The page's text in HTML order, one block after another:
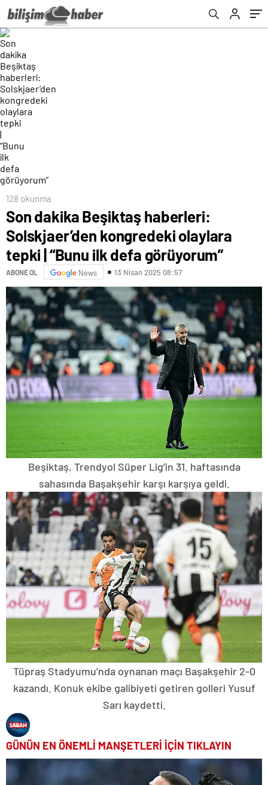
görüyorum”
128 okunma
Son dakika Beşiktaş haberleri:
Solskjaer’den kongredeki olaylara
tepki | “Bunu ilk defa görüyorum”
ABONE OL News 13 Nisan 2025 08:57
Beşiktaş, Trendyol Süper Lig’in 31. haftasında
sahasında Başakşehir karşı karşıya geldi.
Tüpraş Stadyumu’nda oynanan maçı Başakşehir 2-0
kazandı. Konuk ekibe galibiyeti getiren golleri Yusuf
Sarı kaydetti.
GÜNÜN EN ÖNEMLİ MANŞETLERİ İÇİN TIKLAYIN